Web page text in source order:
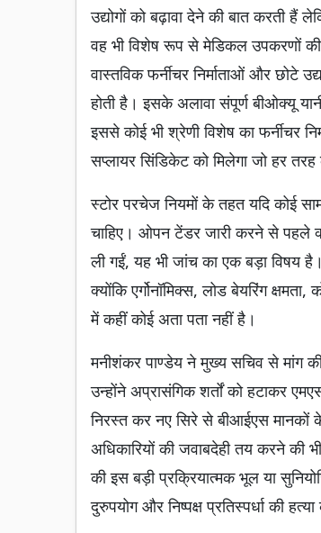
उद्योगों को बढ़ावा देने की बात करती
वह भी विशेष रूप से मेडिकल उपकरणों
वास्तविक फर्नीचर निर्माताओं और छोटे
होती है। इसके अलावा संपूर्ण बीओक्यू
इससे कोई भी श्रेणी विशेष का फर्नीचर
सप्लायर सिंडिकेट को मिलेगा जो हर
स्टोर परचेज नियमों के तहत यदि कोई
चाहिए। ओपन टेंडर जारी करने से पहले
ली गईं, यह भी जांच का एक बड़ा विषय
क्योंकि एर्गोनॉमिक्स, लोड बेयरिंग
में कहीं कोई अता पता नहीं है।
मनीशंकर पाण्डेय ने मुख्य सचिव से मांग
उन्होंने अप्रासंगिक शर्तों को हटाकर
निरस्त कर नए सिरे से बीआईएस मानकों
अधिकारियों की जवाबदेही तय करने की
की इस बड़ी प्रक्रियात्मक भूल या
दुरुपयोग और निष्पक्ष प्रतिस्पर्धा की